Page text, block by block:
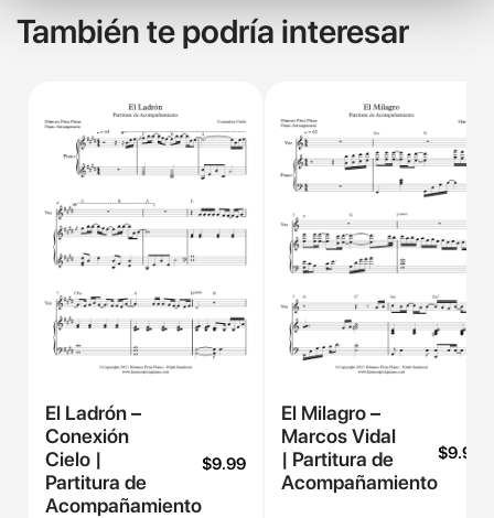
También te podría interesar
El Ladrón –
Conexión
Cielo |
Partitura de
Acompañamiento
$9.99
El Milagro –
Marcos Vidal
| Partitura de
Acompañamiento
$9.99